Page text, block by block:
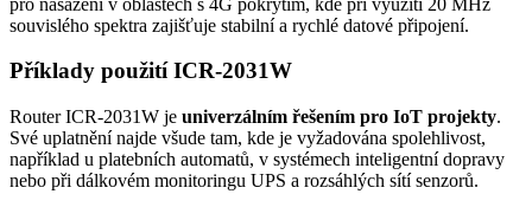
souvislého spektra zajišťuje stabilní a rychlé datové připojení.
Příklady použití ICR-2031W
RouterICR-2031W je univerzálním řešením pro IoT projekty.
Své uplatnění najde všude tam, kde je vyžadována spolehlivost,
například u platebních automatů, v systémech inteligentní dopravy
nebo při dálkovém monitoringu UPS a rozsáhlých sítí senzorů.